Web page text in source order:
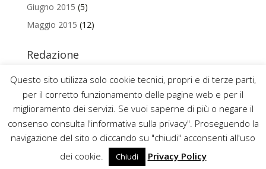
Giugno 2015 (5)
Maggio 2015 (12)
Redazione
uniamo@uniurb.it
2016 ©UNIVERSITÀ DEGLI STUDI DI URBINO CARLO BO
P.IVA 00448830414 – CODICE FISCALE 82002850418
Questo sito utilizza solo cookie tecnici, propri e di terze parti,
per il corretto funzionamento delle pagine web e per il
miglioramento dei servizi. Se vuoi saperne di più o negare il
consenso consulta l'informativa sulla privacy". Proseguendo la
navigazione del sito o cliccando su "chiudi" acconsenti all'uso
dei cookie.
Chiudi Privacy Policy